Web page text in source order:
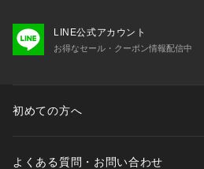
LINE公式アカウント
お得なセール・クーポン情報配信中
初めての方へ
よくある質問・お問い合わせ